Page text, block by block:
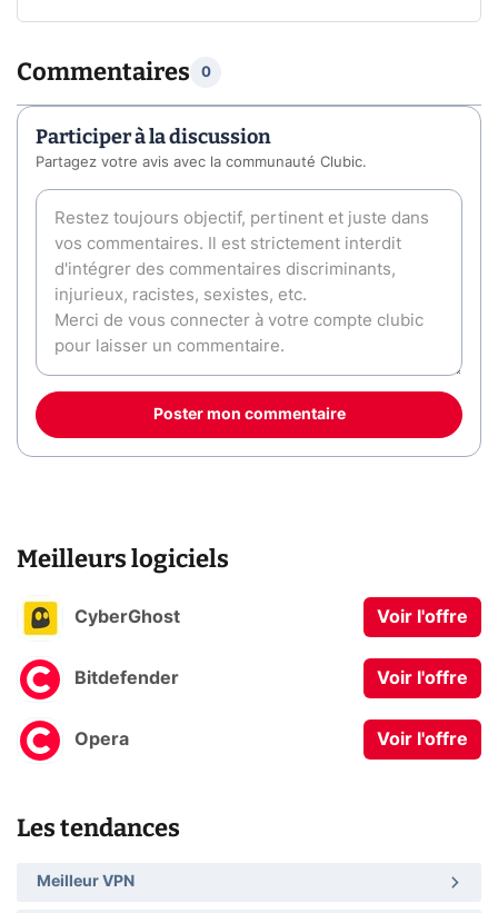
Commentaires 0
Participer à la discussion
Partagez votre avis avec la communauté Clubic.
Poster mon commentaire
Meilleurs logiciels
CyberGhost Voir l'offre
Bitdefender Voir l'offre
Opera Voir l'offre
Les tendances
Meilleur VPN